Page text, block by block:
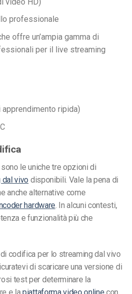
professionale
offre un’ampia gamma di
per il live streaming
ripida)
le uniche tre opzioni di
dal vivo disponibili. Vale la pena di
anche alternative come
hardware. In alcuni contesti,
e funzionalità più che
codifica per lo streaming dal vivo
di scaricare una versione di
test per determinare la